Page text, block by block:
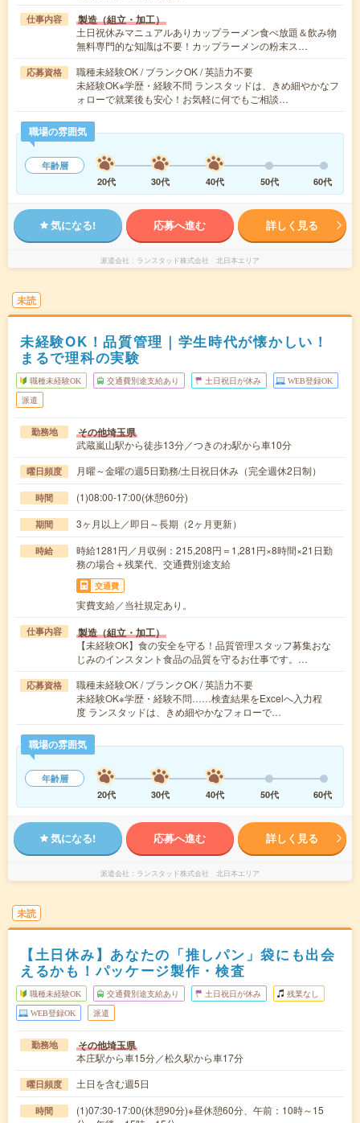
仕事内容 製造（組立・加工）
土日祝休みマニュアルありカップラーメン食べ放題＆飲み物
無料専門的な知識は不要！カップラーメンの粉末ス…
応募資格
職種未経験OK / ブランクOK / 英語力不要
未経験OK※学歴・経験不問 ランスタッドは、きめ細やかなフ
ォローで就業後も安心！お気軽に何でもご相談…
職場の雰囲気
年齢層
20代
30代 40代 50代 60代
気になる! 応募へ進む 詳しく見る
派遣会社 ランスタッド株式会社 北日本エリア
未読
未経験OK！品質管理｜学生時代が懐かしい！
まるで理科の実験
職種未経験OK 交通費別途支給あり 土日祝日が休み WEB登録OK
派遣
勤務地 その他埼玉県
武蔵嵐山駅から徒歩13分／つきのわ駅から車10分
曜日頻度 月曜～金曜の週5日勤務/土日祝日休み（完全週休2日制）
時間 (1)08:00-17:00(休憩60分)
期間 3ヶ月以上／即日～長期（2ヶ月更新）
時給
時給1281円／月収例：215,208円＝1,281円×8時間×21日勤
務の場合＋残業代、交通費別途支給
交通費
実費支給／当社規定あり。
仕事内容 製造（組立・加工）
【未経験OK】食の安全を守る！品質管理スタッフ募集おな
じみのインスタント食品の品質を守るお仕事です。…
応募資格
職種未経験OK / ブランクOK / 英語力不要
未経験OK※学歴・経験不問……検査結果をExcelへ入力程
度 ランスタッドは、きめ細やかなフォローで…
職場の雰囲気
年齢層
20代
30代 40代 50代 60代
気になる! 応募へ進む 詳しく見る
派遣会社 ランスタッド株式会社 北日本エリア
未読
【土日休み】あなたの「推しパン」袋にも出会
えるかも！パッケージ製作・検査
職種未経験OK 交通費別途支給あり 土日祝日が休み 残業なし
WEB登録OK 派遣
勤務地 その他埼玉県
本庄駅から車15分／松久駅から車17分
曜日頻度 土日を含む週5日
時間
(1)07:30-17:00(休憩90分)※昼休憩60分、午前：10時～15